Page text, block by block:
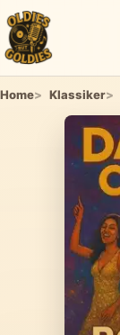
Home Klassiker